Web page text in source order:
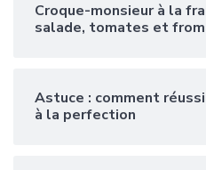
Croque-monsieur à la
salade, tomates et
Astuce : comment
à la perfection